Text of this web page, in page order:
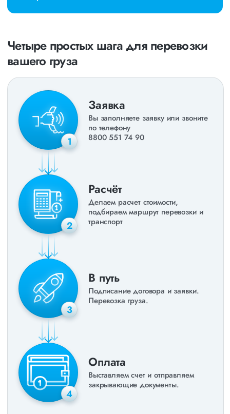
Четыре простых шага для перевозки
вашего груза
1
Заявка
Вы заполняете заявку или звоните
по телефону
8800 551 74 90
2
Расчёт
Делаем расчет стоимости,
подбираем маршрут перевозки и
транспорт
3
В путь
Подписание договора и заявки.
Перевозка груза.
4
Оплата
Выставляем счет и отправляем
закрывающие документы.